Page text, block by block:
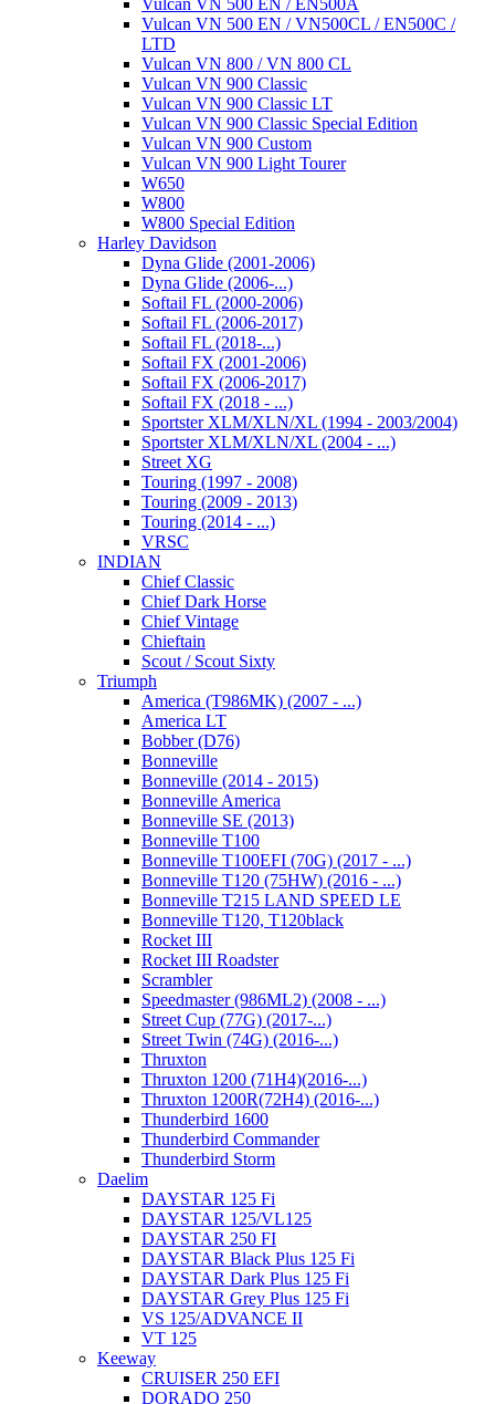
Vulcan VN 500 EN / EN500A
Vulcan VN 500 EN / VN500CL / EN500C /
LTD
Vulcan VN 800 / VN 800 CL
Vulcan VN 900 Classic
Vulcan VN 900 Classic LT
Vulcan VN 900 Classic Special Edition
Vulcan VN 900 Custom
Vulcan VN 900 Light Tourer
W650
W800
W800 Special Edition
Harley Davidson
Dyna Glide (2001-2006)
Dyna Glide (2006-...)
Softail FL (2000-2006)
Softail FL (2006-2017)
Softail FL (2018-...)
Softail FX (2001-2006)
Softail FX (2006-2017)
Softail FX (2018 - ...)
Sportster XLM/XLN/XL (1994 - 2003/2004)
Sportster XLM/XLN/XL (2004 - ...)
Street XG
Touring (1997 - 2008)
Touring (2009 - 2013)
Touring (2014 - ...)
VRSC
INDIAN
Chief Classic
Chief Dark Horse
Chief Vintage
Chieftain
Scout / Scout Sixty
Triumph
America (T986MK) (2007 - ...)
America LT
Bobber (D76)
Bonneville
Bonneville (2014 - 2015)
Bonneville America
Bonneville SE (2013)
Bonneville T100
Bonneville T100EFI (70G) (2017 - ...)
Bonneville T120 (75HW) (2016 - ...)
Bonneville T215 LAND SPEED LE
Bonneville T120, T120black
Rocket III
Rocket III Roadster
Scrambler
Speedmaster (986ML2) (2008 - ...)
Street Cup (77G) (2017-...)
Street Twin (74G) (2016-...)
Thruxton
Thruxton 1200 (71H4)(2016-...)
Thruxton 1200R(72H4) (2016-...)
Thunderbird 1600
Thunderbird Commander
Thunderbird Storm
Daelim
DAYSTAR 125 Fi
DAYSTAR 125/VL125
DAYSTAR 250 FI
DAYSTAR Black Plus 125 Fi
DAYSTAR Dark Plus 125 Fi
DAYSTAR Grey Plus 125 Fi
VS 125/ADVANCE II
VT 125
Keeway
CRUISER 250 EFI
DORADO 250